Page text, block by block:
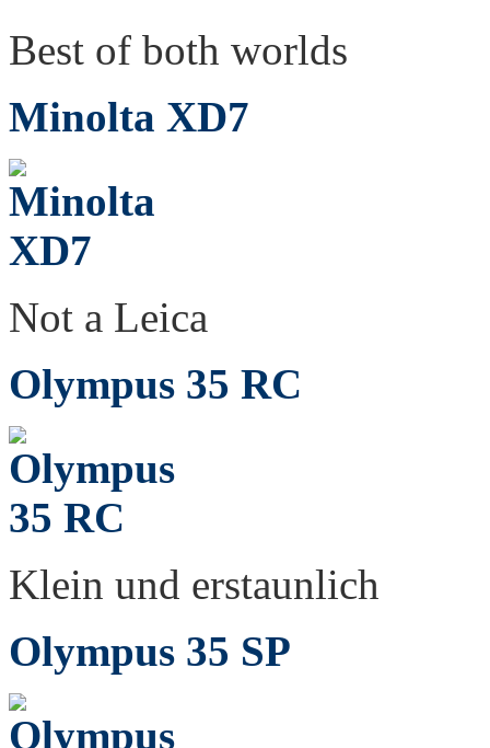
Best of both worlds
Minolta XD7
Not a Leica
Olympus 35 RC
Klein und erstaunlich
Olympus 35 SP